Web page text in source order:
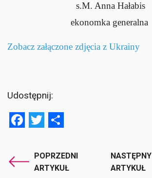
s.M. Anna Hałabis
ekonomka generalna
Zobacz załączone zdjęcia z Ukrainy
Udostępnij:
Facebook
Twitter
POPRZEDNI
ARTYKUŁ
NASTĘPNY
ARTYKUŁ